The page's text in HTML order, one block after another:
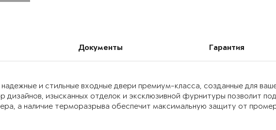
Документы Гарантия
надежные и стильные входные двери премиум-класса, созданные для
дизайнов, изысканных отделок и эксклюзивной фурнитуры позволит
а наличие терморазрыва обеспечит максимальную защиту от